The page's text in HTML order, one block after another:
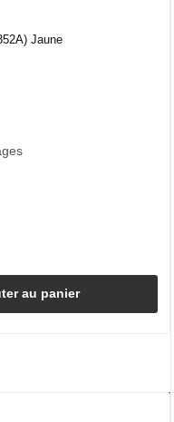
Jaune
au panier